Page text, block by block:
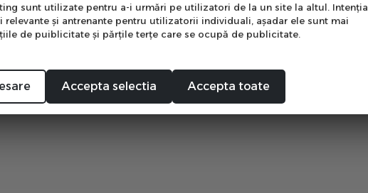
cu bretele
563 00 lei
sunt utilizate pentru a-i urmări pe utilizatori de la un site la altul. Intenţia
relevante şi antrenante pentru utilizatorii individuali, aşadar ele sunt mai
de puiblicitate şi părţile terţe care se ocupă de publicitate.
Accepta selectia Accepta toate
Mă abonez